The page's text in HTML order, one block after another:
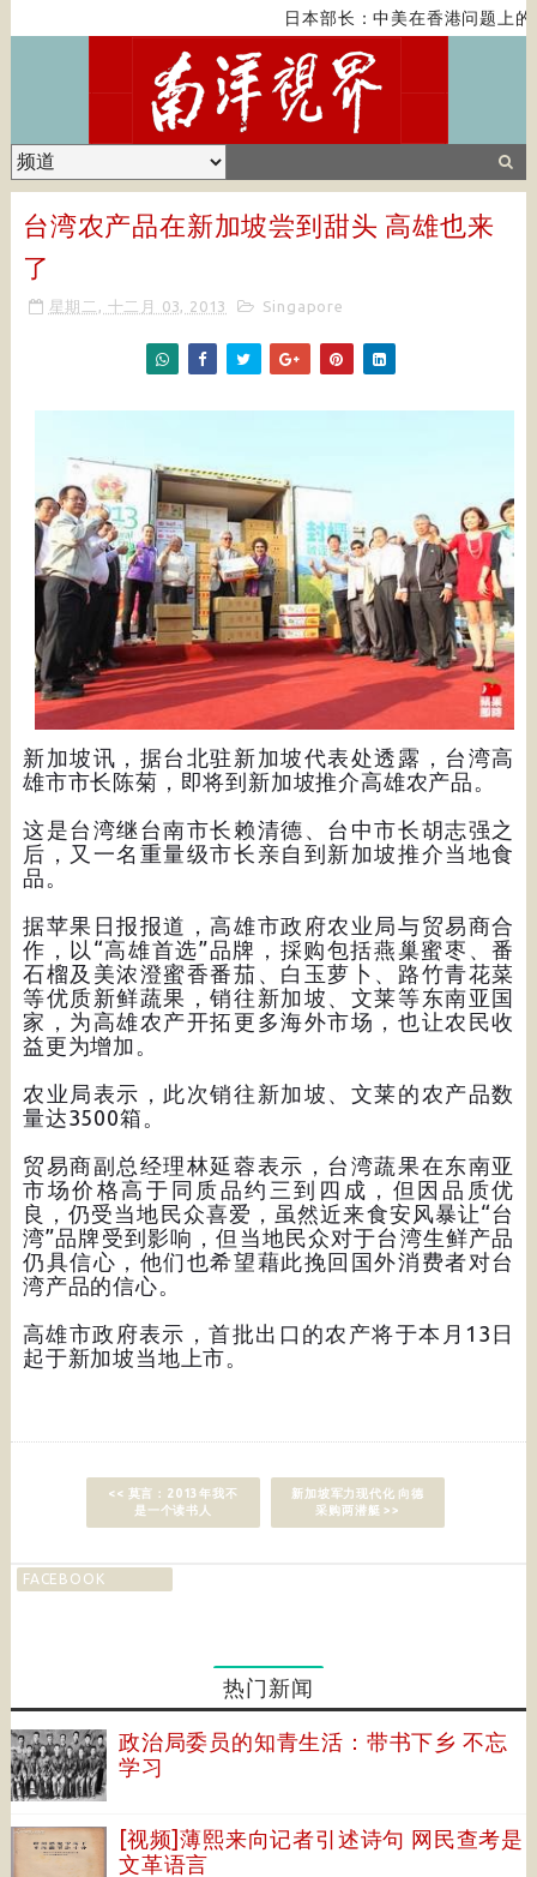
日本部长：中美在香港问题上的
台湾农产品在新加坡尝到甜头 高雄也来
了
星期二, 十二月 03, 2013 Singapore
新加坡讯，据台北驻新加坡代表处透露，台湾高
雄市市长陈菊，即将到新加坡推介高雄农产品。
这是台湾继台南市长赖清德、台中市长胡志强之
后，又一名重量级市长亲自到新加坡推介当地食
品。
据苹果日报报道，高雄市政府农业局与贸易商合
作，以“高雄首选”品牌，採购包括燕巢蜜枣、番
石榴及美浓澄蜜香番茄、白玉萝卜、路竹青花菜
等优质新鲜蔬果，销往新加坡、文莱等东南亚国
家，为高雄农产开拓更多海外市场，也让农民收
益更为增加。
农业局表示，此次销往新加坡、文莱的农产品数
量达3500箱。
贸易商副总经理林延蓉表示，台湾蔬果在东南亚
市场价格高于同质品约三到四成，但因品质优
良，仍受当地民众喜爱，虽然近来食安风暴让“台
湾”品牌受到影响，但当地民众对于台湾生鲜产品
仍具信心，他们也希望藉此挽回国外消费者对台
湾产品的信心。
高雄市政府表示，首批出口的农产将于本月13日
起于新加坡当地上市。
<< 莫言：2013年我不
是一个读书人
新加坡军力现代化 向德
采购两潜艇 >>
FACEBOOK
热门新闻
政治局委员的知青生活：带书下乡 不忘
学习
[视频]薄熙来向记者引述诗句 网民查考是
文革语言